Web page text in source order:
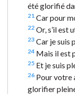
été glorifié
21 Car pour
22 Or, s’il est
23 Car je suis
24 Mais il est
25 Et je suis
26 Pour votre
glorifier